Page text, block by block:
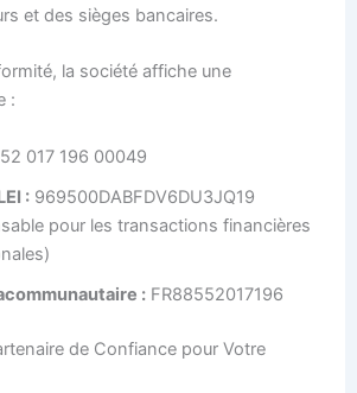
et des sièges bancaires.
la société affiche une
:
017 196 00049
: 969500DABFDV6DU3JQ19
pour les transactions financières
: FR88552017196
de Confiance pour Votre